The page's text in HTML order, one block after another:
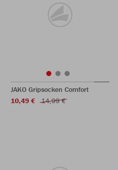
JAKO Gripsocken Comfort
10,49 €
14,99 €